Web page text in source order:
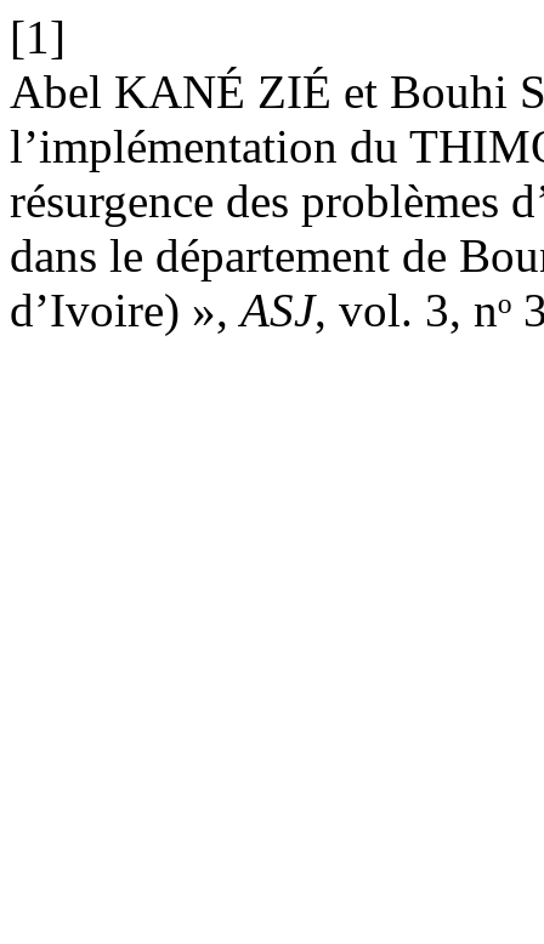
[1]
Abel KANÉ ZIÉ et Bouhi
l’implémentation du
résurgence des problèmes
dans le département de
d’Ivoire) »,ASJ, vol. 3, nᵒ